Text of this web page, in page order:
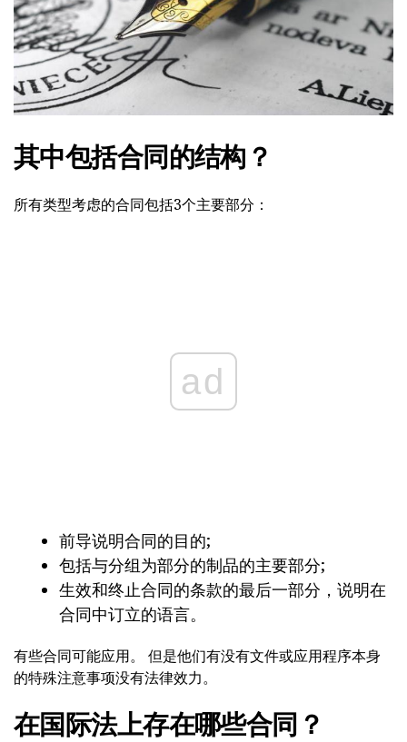
其中包括合同的结构？
所有类型考虑的合同包括3个主要部分：
ad
前导说明合同的目的;
包括与分组为部分的制品的主要部分;
生效和终止合同的条款的最后一部分，说明在
合同中订立的语言。
有些合同可能应用。 但是他们有没有文件或应用程序本身
的特殊注意事项没有法律效力。
在国际法上存在哪些合同？